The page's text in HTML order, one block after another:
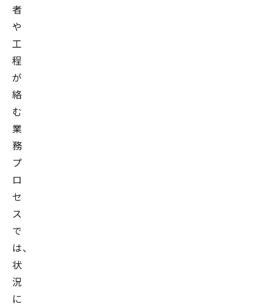
者
や
工
程
が
絡
む
業
務
プ
ロ
セ
ス
で
は、
状
況
に